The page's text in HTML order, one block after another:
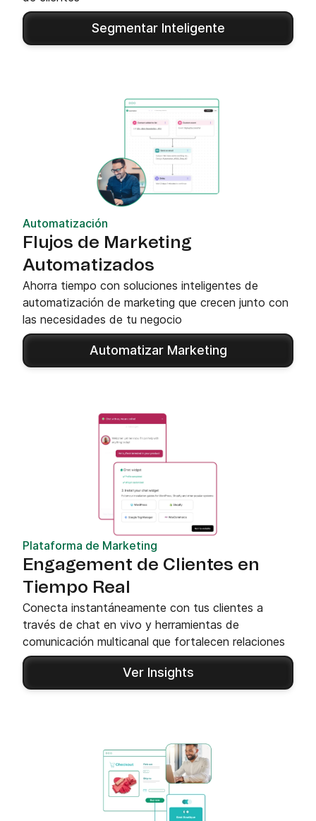
Segmentar Inteligente
Automatización
Flujos de Marketing
Automatizados
Ahorra tiempo con soluciones inteligentes de
automatización de marketing que crecen junto con
las necesidades de tu negocio
Automatizar Marketing
Plataforma de Marketing
Engagement de Clientes en
Tiempo Real
Conecta instantáneamente con tus clientes a
través de chat en vivo y herramientas de
comunicación multicanal que fortalecen relaciones
Ver Insights